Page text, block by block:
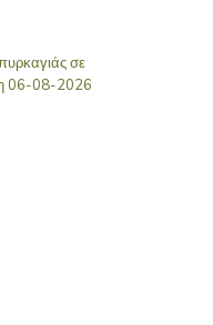
σε
06-08-2026